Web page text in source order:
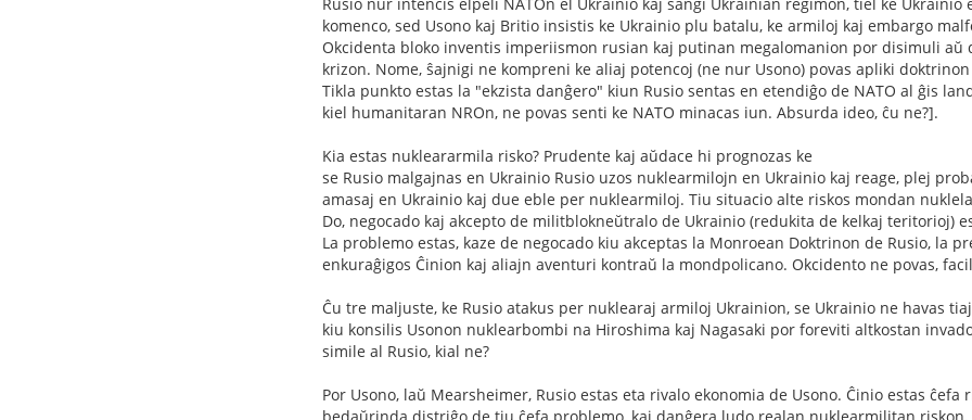
komenco, sed Usono kaj Britio insistis ke Ukrainio plu batalu, ke armiloj kaj embargo
Okcidenta bloko inventis imperiismon rusian kaj putinan megalomanion por disimuli
krizon. Nome, ŝajnigi ne kompreni ke aliaj potencoj (ne nur Usono) povas apliki
Tikla punkto estas la "ekzista danĝero" kiun Rusio sentas en etendiĝo de NATO al ĝis
kiel humanitaran NROn, ne povas senti ke NATO minacas iun. Absurda ideo, ĉu ne?].
Kia estas nukleararmila risko? Prudente kaj aŭdace hi prognozas ke
se Rusio malgajnas en Ukrainio Rusio uzos nuklearmilojn en Ukrainio kaj reage, plej
amasaj en Ukrainio kaj due eble per nuklearmiloj. Tiu situacio alte riskos mondan
Do, negocado kaj akcepto de militblokneŭtralo de Ukrainio (redukita de kelkaj teritorioj)
La problemo estas, kaze de negocado kiu akceptas la Monroean Doktrinon de Rusio, la
enkuraĝigos Ĉinion kaj aliajn aventuri kontraŭ la mondpolicano. Okcidento ne povas,
Ĉu tre maljuste, ke Rusio atakus per nuklearaj armiloj Ukrainion, se Ukrainio ne havas
kiu konsilis Usonon nuklearbombi na Hiroshima kaj Nagasaki por foreviti altkostan
simile al Rusio, kial ne?
Por Usono, laŭ Mearsheimer, Rusio estas eta rivalo ekonomia de Usono. Ĉinio estas